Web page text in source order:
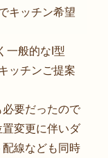
キッチン希望
一般的なI型
ッチンご提案
要だったので
変更に伴いダ
線なども同時